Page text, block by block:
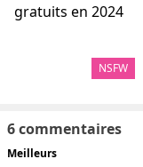
NSFW
6 commentaires
Meilleurs